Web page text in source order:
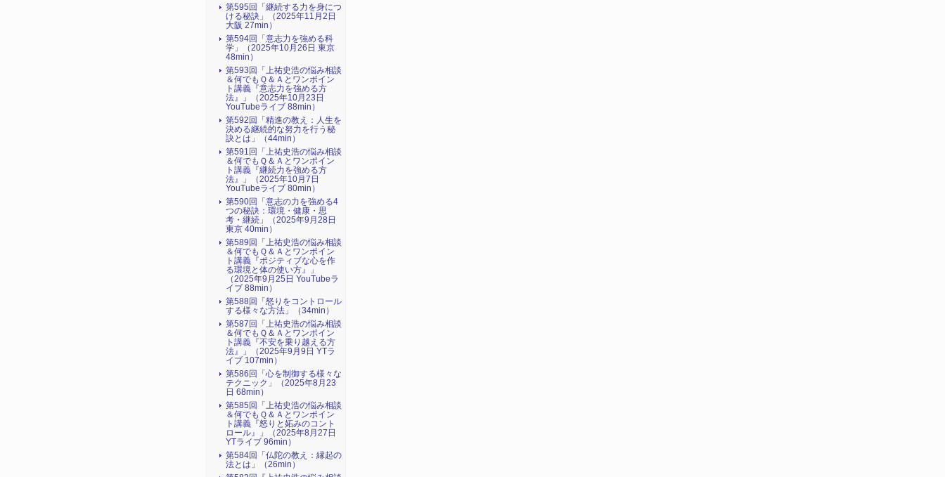
第595回「継続する力を身につ
ける秘訣」（2025年11月2日
大阪 27min）
第594回「意志力を強める科
学」（2025年10月26日 東京
48min）
第593回「上祐史浩の悩み相談
＆何でもＱ＆Ａとワンポイン
ト講義『意志力を強める方
法』​」（2025年10月23日
YouTubeライブ 88min）
第592回「精進の教え：人生を
決める継続的な努力を行う秘
訣とは」（44min）
第591回「上祐史浩の悩み相談
＆何でもＱ＆Ａとワンポイン
ト講義『継続力を強める方
法』​」（2025年10月7日
YouTubeライブ 80min）
第590回「意志の力を強める4
つの秘訣：環境・健康・思
考・継続」（2025年9月28日
東京 40min）
第589回「上祐史浩の悩み相談
＆何でもＱ＆Ａとワンポイン
ト講義『ポジティブな心を作
る環境と体の使い方』​」
（2025年9月25日 YouTubeラ
イブ 88min）
第588回「怒りをコントロール
する様々な方法」（34min）
第587回「上祐史浩の悩み相談
＆何でもＱ＆Ａとワンポイン
ト講義『不安を乗り越える方
法』​」（2025年9月9日 YTラ
イブ 107min）
第586回「心を制御する様々な
テクニック」（2025年8月23
日 68min）
第585回「上祐史浩の悩み相談
＆何でもＱ＆Ａとワンポイン
ト講義『怒りと妬みのコント
ロール』​」（2025年8月27日
YTライブ 96min）
第584回「仏陀の教え：縁起の
法とは」（26min）